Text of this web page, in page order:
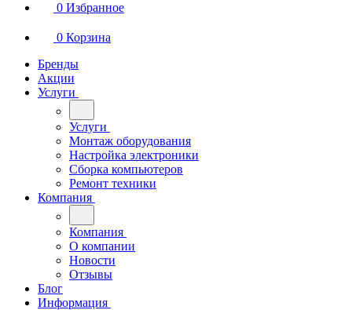
0 Избранное
0 Корзина
Бренды
Акции
Услуги
Услуги
Монтаж оборудования
Настройка электроники
Сборка компьютеров
Ремонт техники
Компания
Компания
О компании
Новости
Отзывы
Блог
Информация